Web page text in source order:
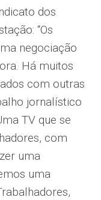
dos
“Os
negociação
Há muitos
com outras
jornalístico
TV que se
com
uma
uma